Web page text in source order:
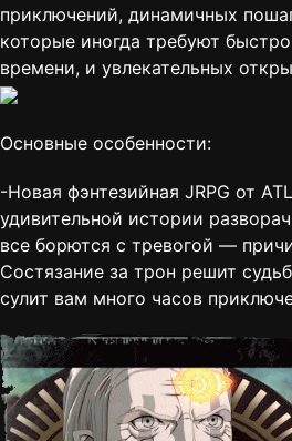
приключений, динамичных
которые иногда требуют
времени, и увлекательных
Основные особенности:
-Новая фэнтезийная JRPG от
удивительной истории
все борются с тревогой —
Состязание за трон решит
сулит вам много часов